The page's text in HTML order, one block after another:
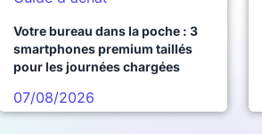
Votre bureau dans la poche : 3
smartphones premium taillés
pour les journées chargées
07/08/2026